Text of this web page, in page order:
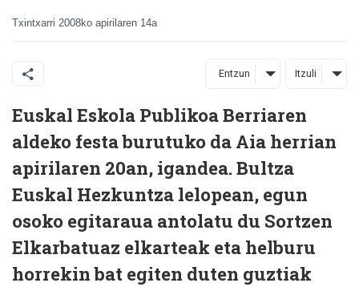
Txintxarri 2008ko apirilaren 14a
Entzun Itzuli
Euskal Eskola Publikoa Berriaren
aldeko festa burutuko da Aia herrian
apirilaren 20an, igandea. Bultza
Euskal Hezkuntza lelopean, egun
osoko egitaraua antolatu du Sortzen
Elkarbatuaz elkarteak eta helburu
horrekin bat egiten duten guztiak